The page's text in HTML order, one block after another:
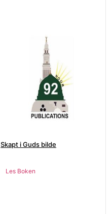
Skapt i Guds bilde
Les Boken